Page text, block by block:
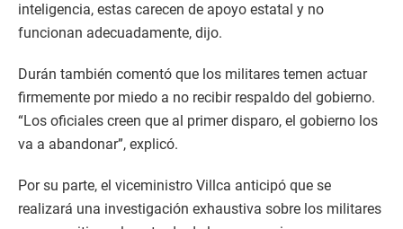
inteligencia, estas carecen de apoyo estatal y no
funcionan adecuadamente, dijo.
Durán también comentó que los militares temen actuar
firmemente por miedo a no recibir respaldo del gobierno.
“Los oficiales creen que al primer disparo, el gobierno los
va a abandonar”, explicó.
Por su parte, el viceministro Villca anticipó que se
realizará una investigación exhaustiva sobre los militares